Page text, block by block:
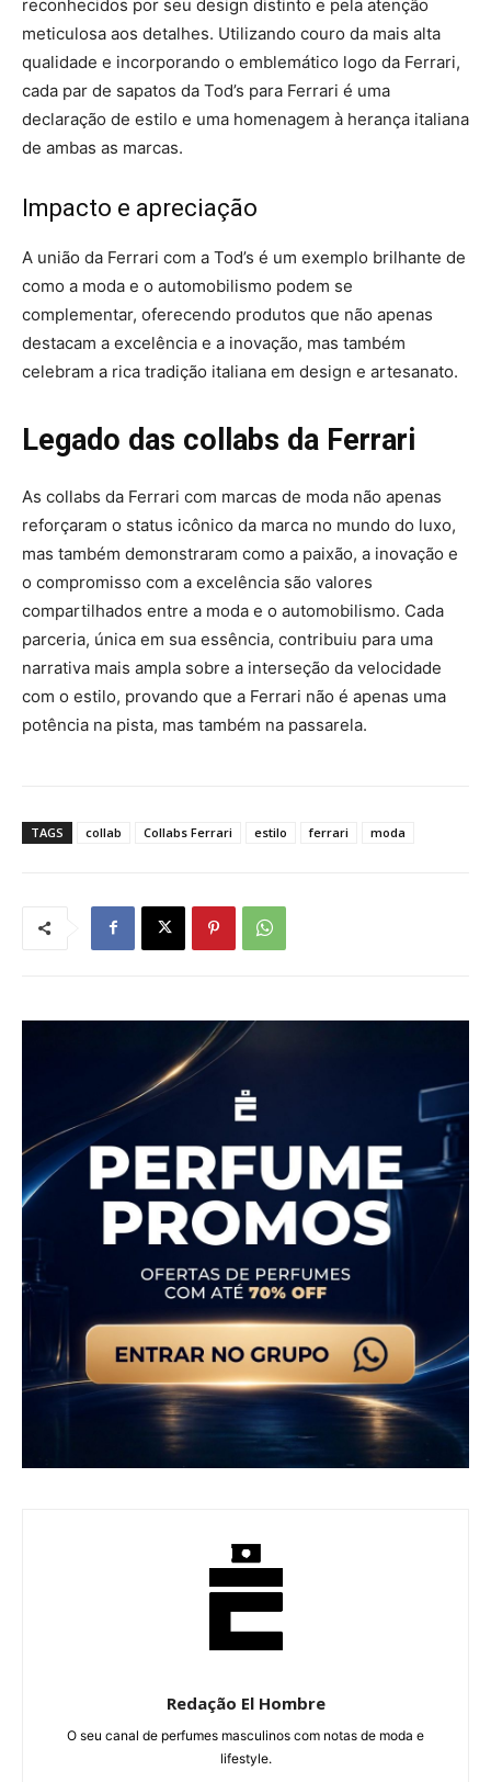
reconhecidos por seu design distinto e pela atenção
meticulosa aos detalhes. Utilizando couro da mais alta
qualidade e incorporando o emblemático logo da Ferrari,
cada par de sapatos da Tod’s para Ferrari é uma
declaração de estilo e uma homenagem à herança italiana
de ambas as marcas.
Impacto e apreciação
A união da Ferrari com a Tod’s é um exemplo brilhante de
como a moda e o automobilismo podem se
complementar, oferecendo produtos que não apenas
destacam a excelência e a inovação, mas também
celebram a rica tradição italiana em design e artesanato.
Legado das collabs da Ferrari
As collabs da Ferrari com marcas de moda não apenas
reforçaram o status icônico da marca no mundo do luxo,
mas também demonstraram como a paixão, a inovação e
o compromisso com a excelência são valores
compartilhados entre a moda e o automobilismo. Cada
parceria, única em sua essência, contribuiu para uma
narrativa mais ampla sobre a interseção da velocidade
com o estilo, provando que a Ferrari não é apenas uma
potência na pista, mas também na passarela.
TAGS collab Collabs Ferrari estilo ferrari moda
Redação El Hombre
O seu canal de perfumes masculinos com notas de moda e
lifestyle.